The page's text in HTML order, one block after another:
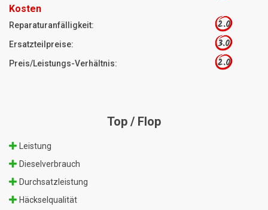
Kosten
Reparaturanfälligkeit: 2.0
Ersatzteilpreise: 3.0
Preis/Leistungs-Verhältnis: 2.0
Top / Flop
Leistung
Dieselverbrauch
Durchsatzleistung
Häckselqualität